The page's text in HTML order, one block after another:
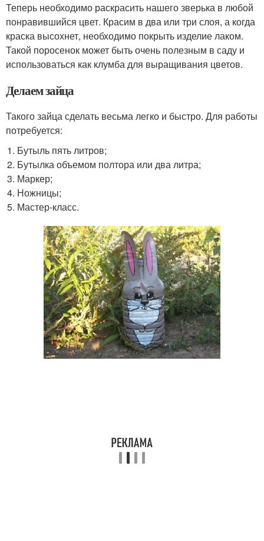
Теперь необходимо раскрасить нашего зверька в любой
понравившийся цвет. Красим в два или три слоя, а когда
краска высохнет, необходимо покрыть изделие лаком.
Такой поросенок может быть очень полезным в саду и
использоваться как клумба для выращивания цветов.
Делаем зайца
Такого зайца сделать весьма легко и быстро. Для работы
потребуется:
Бутыль пять литров;
Бутылка объемом полтора или два литра;
Маркер;
Ножницы;
Мастер-класс.